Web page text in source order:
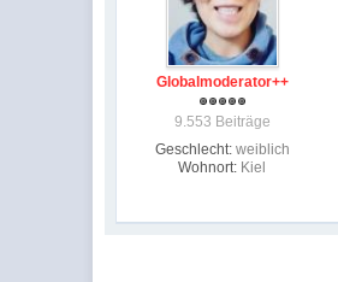
Globalmoderator++
9.553 Beiträge
Geschlecht: weiblich
Wohnort: Kiel